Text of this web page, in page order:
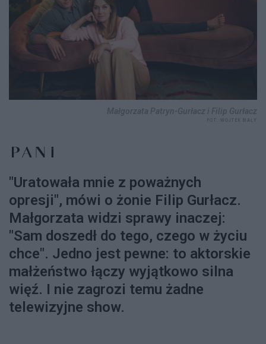
"Uratowała mnie z poważnych
opresji", mówi o żonie Filip Gurłacz.
Małgorzata widzi sprawy inaczej:
"Sam doszedł do tego, czego w życiu
chce". Jedno jest pewne: to aktorskie
małżeństwo łączy wyjątkowo silna
więź. I nie zagrozi temu żadne
telewizyjne show.